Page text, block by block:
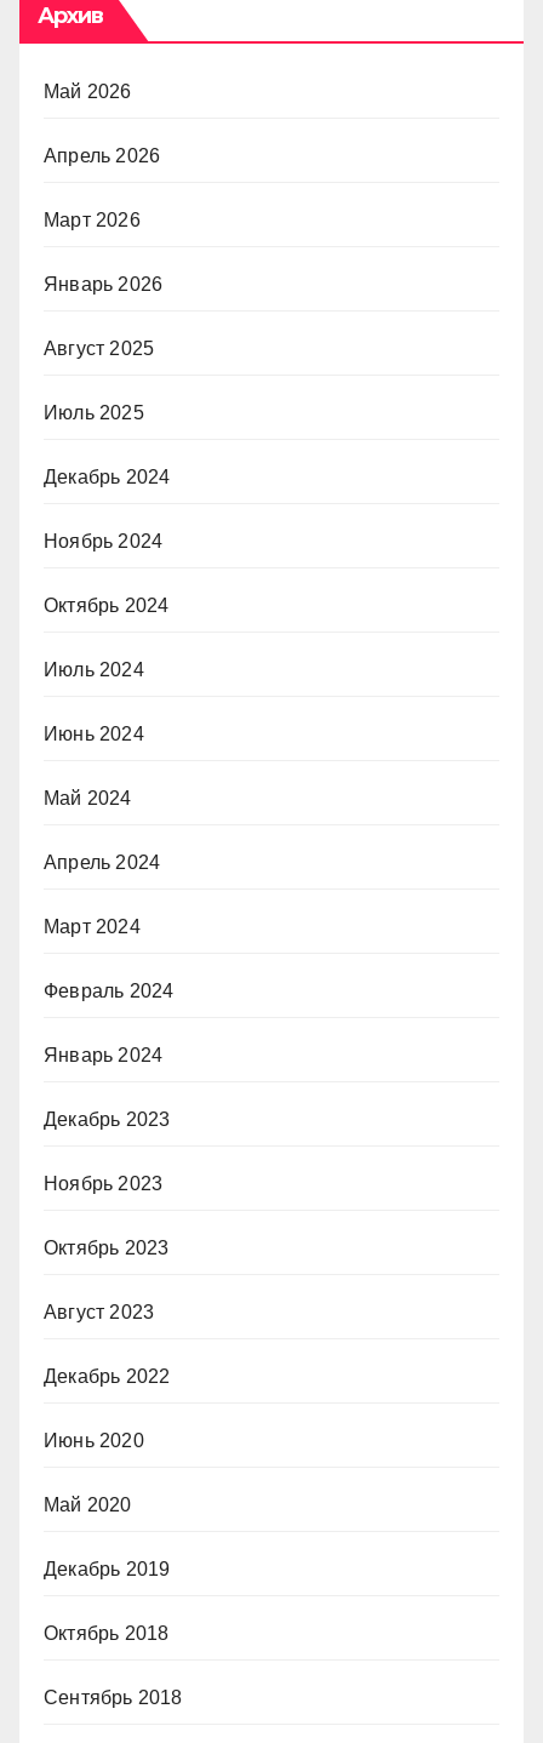
Архив
Май 2026
Апрель 2026
Март 2026
Январь 2026
Август 2025
Июль 2025
Декабрь 2024
Ноябрь 2024
Октябрь 2024
Июль 2024
Июнь 2024
Май 2024
Апрель 2024
Март 2024
Февраль 2024
Январь 2024
Декабрь 2023
Ноябрь 2023
Октябрь 2023
Август 2023
Декабрь 2022
Июнь 2020
Май 2020
Декабрь 2019
Октябрь 2018
Сентябрь 2018